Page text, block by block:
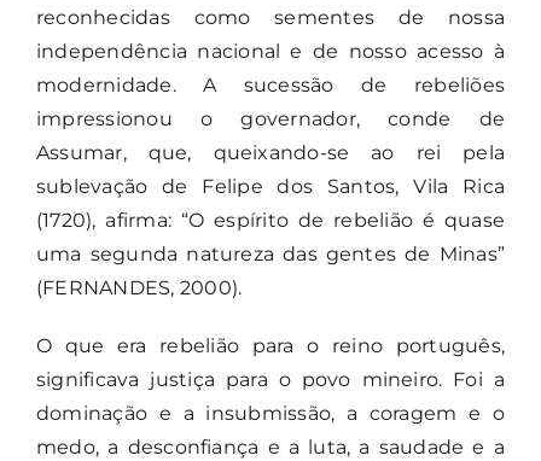
reconhecidas como sementes de nossa
independência nacional e de nosso acesso à
modernidade. A sucessão de rebeliões
impressionou o governador, conde de
Assumar, que, queixando-se ao rei pela
sublevação de Felipe dos Santos, Vila Rica
(1720), afirma: “O espírito de rebelião é quase
uma segunda natureza das gentes de Minas”
(FERNANDES, 2000).
O que era rebelião para o reino português,
significava justiça para o povo mineiro. Foi a
dominação e a insubmissão, a coragem e o
medo, a desconfiança e a luta, a saudade e a